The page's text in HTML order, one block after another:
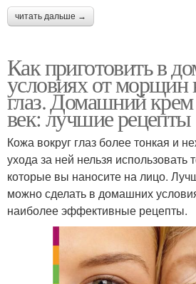
читать дальше →
Как приготовить в
условиях от морщин
глаз. Домашний
век: лучшие рецепты
Кожа вокруг глаз более тонкая и
ухода за ней нельзя использовать
которые вы наносите на лицо.
можно сделать в домашних
наиболее эффективные рецепты.